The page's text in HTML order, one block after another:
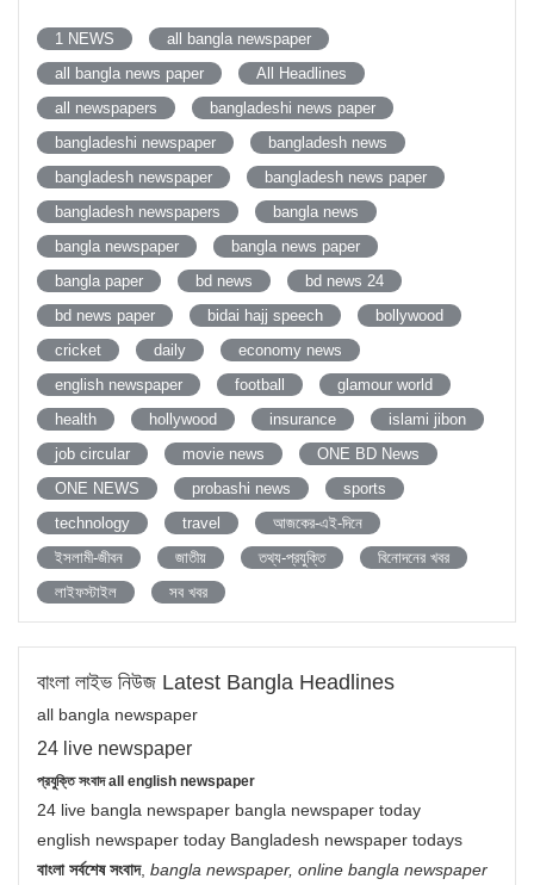
1 NEWS
all bangla newspaper
all bangla news paper
All Headlines
all newspapers
bangladeshi news paper
bangladeshi newspaper
bangladesh news
bangladesh newspaper
bangladesh news paper
bangladesh newspapers
bangla news
bangla newspaper
bangla news paper
bangla paper
bd news
bd news 24
bd news paper
bidai hajj speech
bollywood
cricket
daily
economy news
english newspaper
football
glamour world
health
hollywood insurance
islami jibon
job circular
movie news
ONE BD News
ONE NEWS
probashi news
sports
technology
travel
আজকের-এই-দিনে
ইসলামী-জীবন
জাতীয় তথ্য-প্রযুক্তি
বিনোদনের খবর
লাইফস্টাইল
সব খবর
বাংলা লাইভ নিউজ Latest Bangla Headlines
all bangla newspaper
24 live newspaper
প্রযুক্তি সংবাদ all english newspaper
24 live bangla newspaper bangla newspaper today
english newspaper today Bangladesh newspaper todays
বাংলা সর্বশেষ সংবাদ, bangla newspaper, online bangla newspaper